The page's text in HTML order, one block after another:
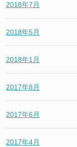
2018年7月
2018年5月
2018年1月
2017年8月
2017年6月
2017年4月